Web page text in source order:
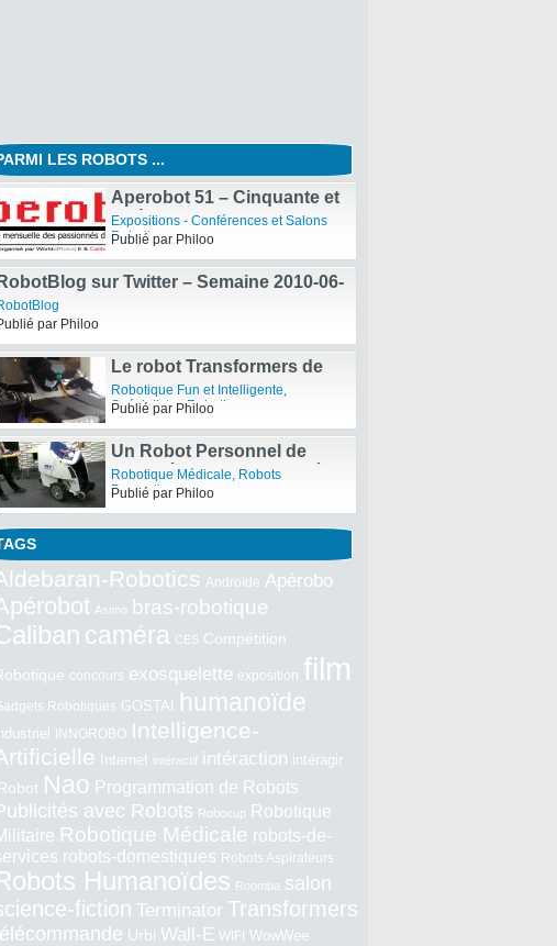
LES ROBOTS ...
Aperobot 51 – Cinquante et
unième Edition de la
Rencontre mensuelle des
passionnés de Robotique
Expositions - Conférences et Salons
Robotiques
Publié par Philoo
RobotBlog sur Twitter – Semaine 2010-06-
par Philoo
Le robot Transformers de
Brave Robotics
Robotique Fun et Intelligente,
Spécialistes Robotiques
Publié par Philoo
Un Robot Personnel de
Mobilité – PMR – controlé
par une Wiimote
Robotique Médicale, Robots
Domestiques
Publié par Philoo
Robotics Androïde Apérobo
Asimo bras-robotique
caméra CES Compétition
concours exosquelette exposition film
Robotiques GOSTAI humanoïde
INNOROBO Intelligence-
Internet intéractif intéraction intéragir
Nao Programmation de Robots
avec Robots Robocup
Robotique
Robotique Médicale robots-de-
robots-domestiques Robots Aspirateurs
Humanoïdes Roomba salon
fiction Terminator Transformers
Urbi Wall-E WIFI WowWee